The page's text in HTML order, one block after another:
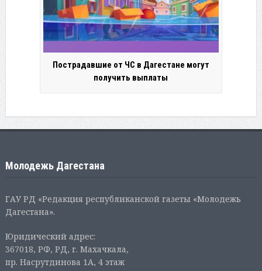
Пострадавшие от ЧС в Дагестане могут
получить выплаты
Молодежь Дагестана
ГАУ РД «Редакция республиканской газеты «Молодежь
Дагестана».
Юридический адрес:
367018, РФ, РД, г. Махачкала,
пр. Насрутдинова 1А, 4 этаж